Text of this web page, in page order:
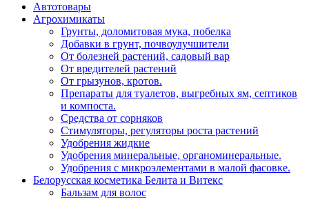
Автотовары
Агрохимикаты
Грунты, доломитовая мука, побелка
Добавки в грунт, почвоулучшители
От болезней растений, садовый вар
От вредителей растений
От грызунов, кротов.
Препараты для туалетов, выгребных ям, септиков
и компоста.
Средства от сорняков
Стимуляторы, регуляторы роста растений
Удобрения жидкие
Удобрения минеральные, органоминеральные.
Удобрения с микроэлементами в малой фасовке.
Белорусская косметика Белита и Витекс
Бальзам для волос